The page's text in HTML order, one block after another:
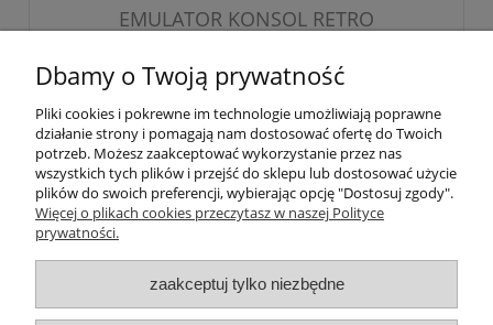
EMULATOR KONSOL RETRO
299,00 zł
zawiera 23% VAT, bez kosztów dostawy
Cena netto:243,09 zł
O nas
Dbamy o Twoją prywatność
Pliki cookies i pokrewne im technologie umożliwiają poprawne
działanie strony i pomagają nam dostosować ofertę do Twoich
potrzeb. Możesz zaakceptować wykorzystanie przez nas
wszystkich tych plików i przejść do sklepu lub dostosować użycie
plików do swoich preferencji, wybierając opcję "Dostosuj zgody".
Więcej o plikach cookies przeczytasz w naszej Polityce
prywatności.
zaakceptuj tylko niezbędne